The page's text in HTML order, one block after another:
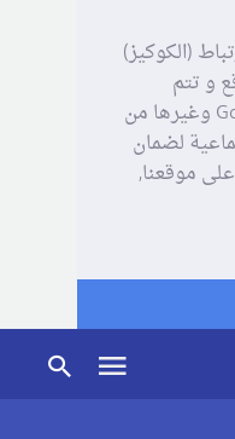
(الكوكيز)
و تتم
مشاركة بعض المعلومات مع Google وغيرها من
لضمان
موقعنا,